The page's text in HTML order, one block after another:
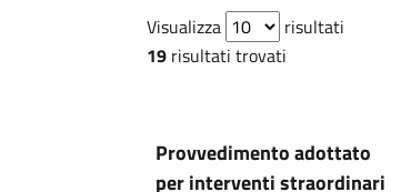
Visualizza
risultati
19 risultati trovati
Provvedimento adottato
per interventi straordinari